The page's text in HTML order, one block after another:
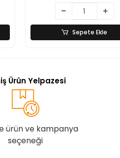
Sepete Ekle
Ürün Yelpazesi
ürün ve kampanya
seçeneği